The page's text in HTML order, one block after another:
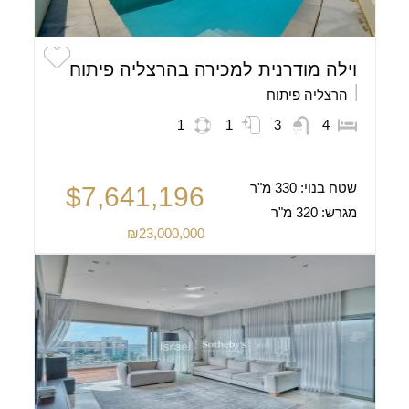
וילה מודרנית למכירה בהרצליה פיתוח
הרצליה פיתוח
4
3
1
1
שטח בנוי:330 מ"ר
מגרש:320 מ"ר
$7,641,196
₪23,000,000